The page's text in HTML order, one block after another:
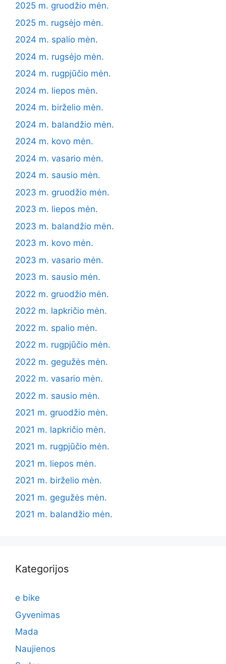
2025 m. gruodžio mėn.
2025 m. rugsėjo mėn.
2024 m. spalio mėn.
2024 m. rugsėjo mėn.
2024 m. rugpjūčio mėn.
2024 m. liepos mėn.
2024 m. birželio mėn.
2024 m. balandžio mėn.
2024 m. kovo mėn.
2024 m. vasario mėn.
2024 m. sausio mėn.
2023 m. gruodžio mėn.
2023 m. liepos mėn.
2023 m. balandžio mėn.
2023 m. kovo mėn.
2023 m. vasario mėn.
2023 m. sausio mėn.
2022 m. gruodžio mėn.
2022 m. lapkričio mėn.
2022 m. spalio mėn.
2022 m. rugpjūčio mėn.
2022 m. gegužės mėn.
2022 m. vasario mėn.
2022 m. sausio mėn.
2021 m. gruodžio mėn.
2021 m. lapkričio mėn.
2021 m. rugpjūčio mėn.
2021 m. liepos mėn.
2021 m. birželio mėn.
2021 m. gegužės mėn.
2021 m. balandžio mėn.
Kategorijos
e bike
Gyvenimas
Mada
Naujienos